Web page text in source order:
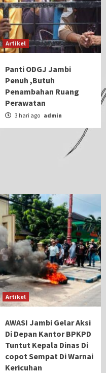
Artikel
Panti ODGJ Jambi
Penuh ,Butuh
Penambahan Ruang
Perawatan
3 hari ago admin
Artikel
AWASI Jambi Gelar Aksi
Di Depan Kantor BPKPD
Tuntut Kepala Dinas Di
copot Sempat Di Warnai
Kericuhan